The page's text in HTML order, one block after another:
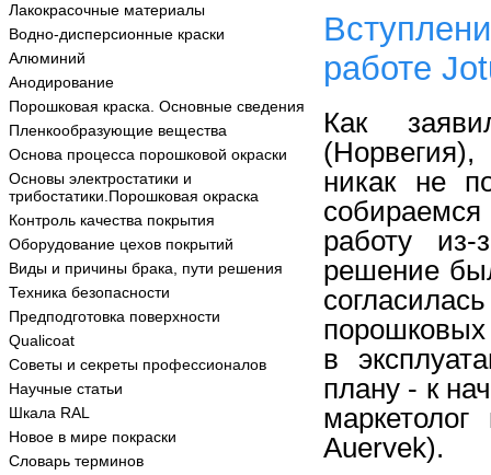
Лакокрасочные материалы
Водно-дисперсионные краски
Алюминий
Анодирование
Порошковая краска. Основные сведения
Пленкообразующие вещества
Основа процесса порошковой окраски
Основы электростатики и
трибостатики.Порошковая окраска
Контроль качества покрытия
Оборудование цехов покрытий
Виды и причины брака, пути решения
Техника безопасности
Предподготовка поверхности
Qualicoat
Советы и секреты профессионалов
Научные статьи
Шкала RAL
Новое в мире покраски
Словарь терминов
работе
Как
никак не
работу
решение
в
плану - к
Auervek).